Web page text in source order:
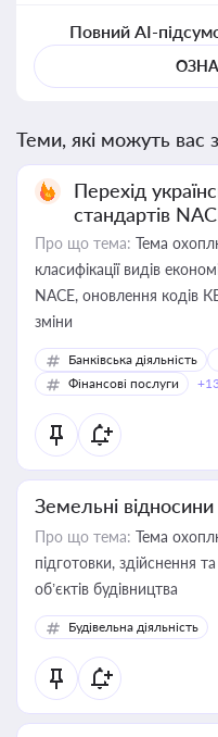
Повний AI-
Теми, які можуть вас
Перехід
стандартів
Про що тема: Тема
класифікації видів
NACE, оновлення кодів
зміни
Банківська діяльність
Фінансові послуги
Земельні відносини
Про що тема: Тема
підготовки, здійснення
об’єктів будівництва
Будівельна діяльність